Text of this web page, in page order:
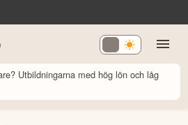
Utbildningarna med hög lön och låg